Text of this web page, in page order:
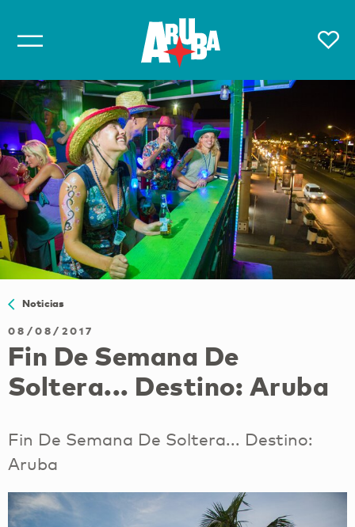
Noticias
08/08/2017
Fin De Semana De
Soltera... Destino: Aruba
Fin De Semana De Soltera... Destino:
Aruba